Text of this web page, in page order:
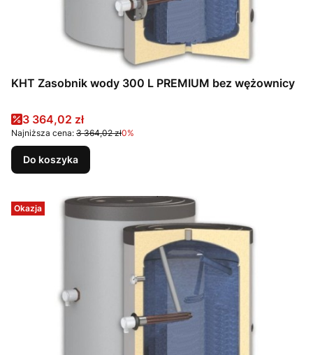
KHT Zasobnik wody 300 L PREMIUM bez wężownicy
Cena promocyjna
3 364,02 zł
Najniższa cena: 3 364,02 zł0%
Do koszyka
Okazja